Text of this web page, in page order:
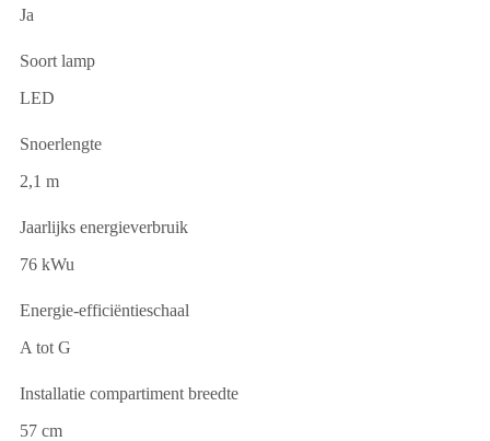
Ja
Soort lamp
LED
Snoerlengte
2,1 m
Jaarlijks energieverbruik
76 kWu
Energie-efficiëntieschaal
A tot G
Installatie compartiment breedte
57 cm